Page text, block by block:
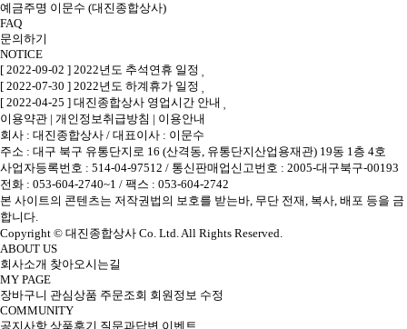
예금주명 이문수 (대진종합상사)
FAQ
문의하기
NOTICE
[ 2022-09-02 ] 2022년도 추석연휴 일정
[ 2022-07-30 ] 2022년도 하계휴가 일정
[ 2022-04-25 ] 대진종합상사 영업시간 안내
이용약관 | 개인정보취급방침 | 이용안내
회사 : 대진종합상사 / 대표이사 : 이문수
주소 : 대구 북구 유통단지로 16 (산격동, 유통단지산업용재관) 19동 1층 4호
사업자등록번호 : 514-04-97512 / 통신판매업신고번호 : 2005-대구북구-00193
전화 : 053-604-2740~1 / 팩스 : 053-604-2742
본 사이트의 콘텐츠는 저작권법의 보호를 받는바, 무단 전재, 복사, 배포 등을 금
합니다.
Copyright © 대진종합상사 Co. Ltd. All Rights Reserved.
ABOUT US
회사소개 찾아오시는길
MY PAGE
장바구니 관심상품 주문조회 회원정보 수정
COMMUNITY
공지사항 상품후기 질문과답변 이벤트